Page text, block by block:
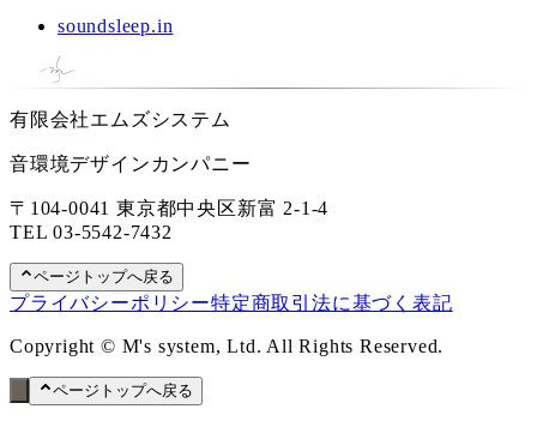
soundsleep.in
有限会社エムズシステム
音環境デザインカンパニー
〒104-0041 東京都中央区新富 2-1-4
TEL03-5542-7432
ページトップへ戻る
プライバシーポリシー特定商取引法に基づく表記
Copyright © M's system, Ltd. All Rights Reserved.
ページトップへ戻る